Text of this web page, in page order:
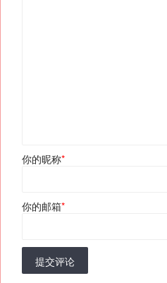
你的昵称*
你的邮箱*
提交评论